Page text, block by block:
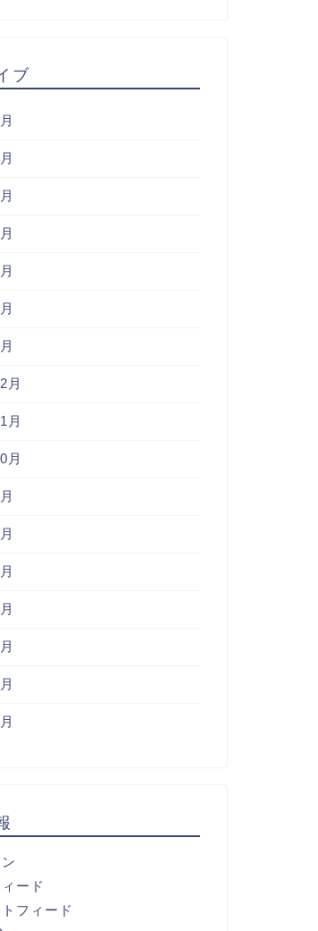
ブ
月
月
月
ード
フィード